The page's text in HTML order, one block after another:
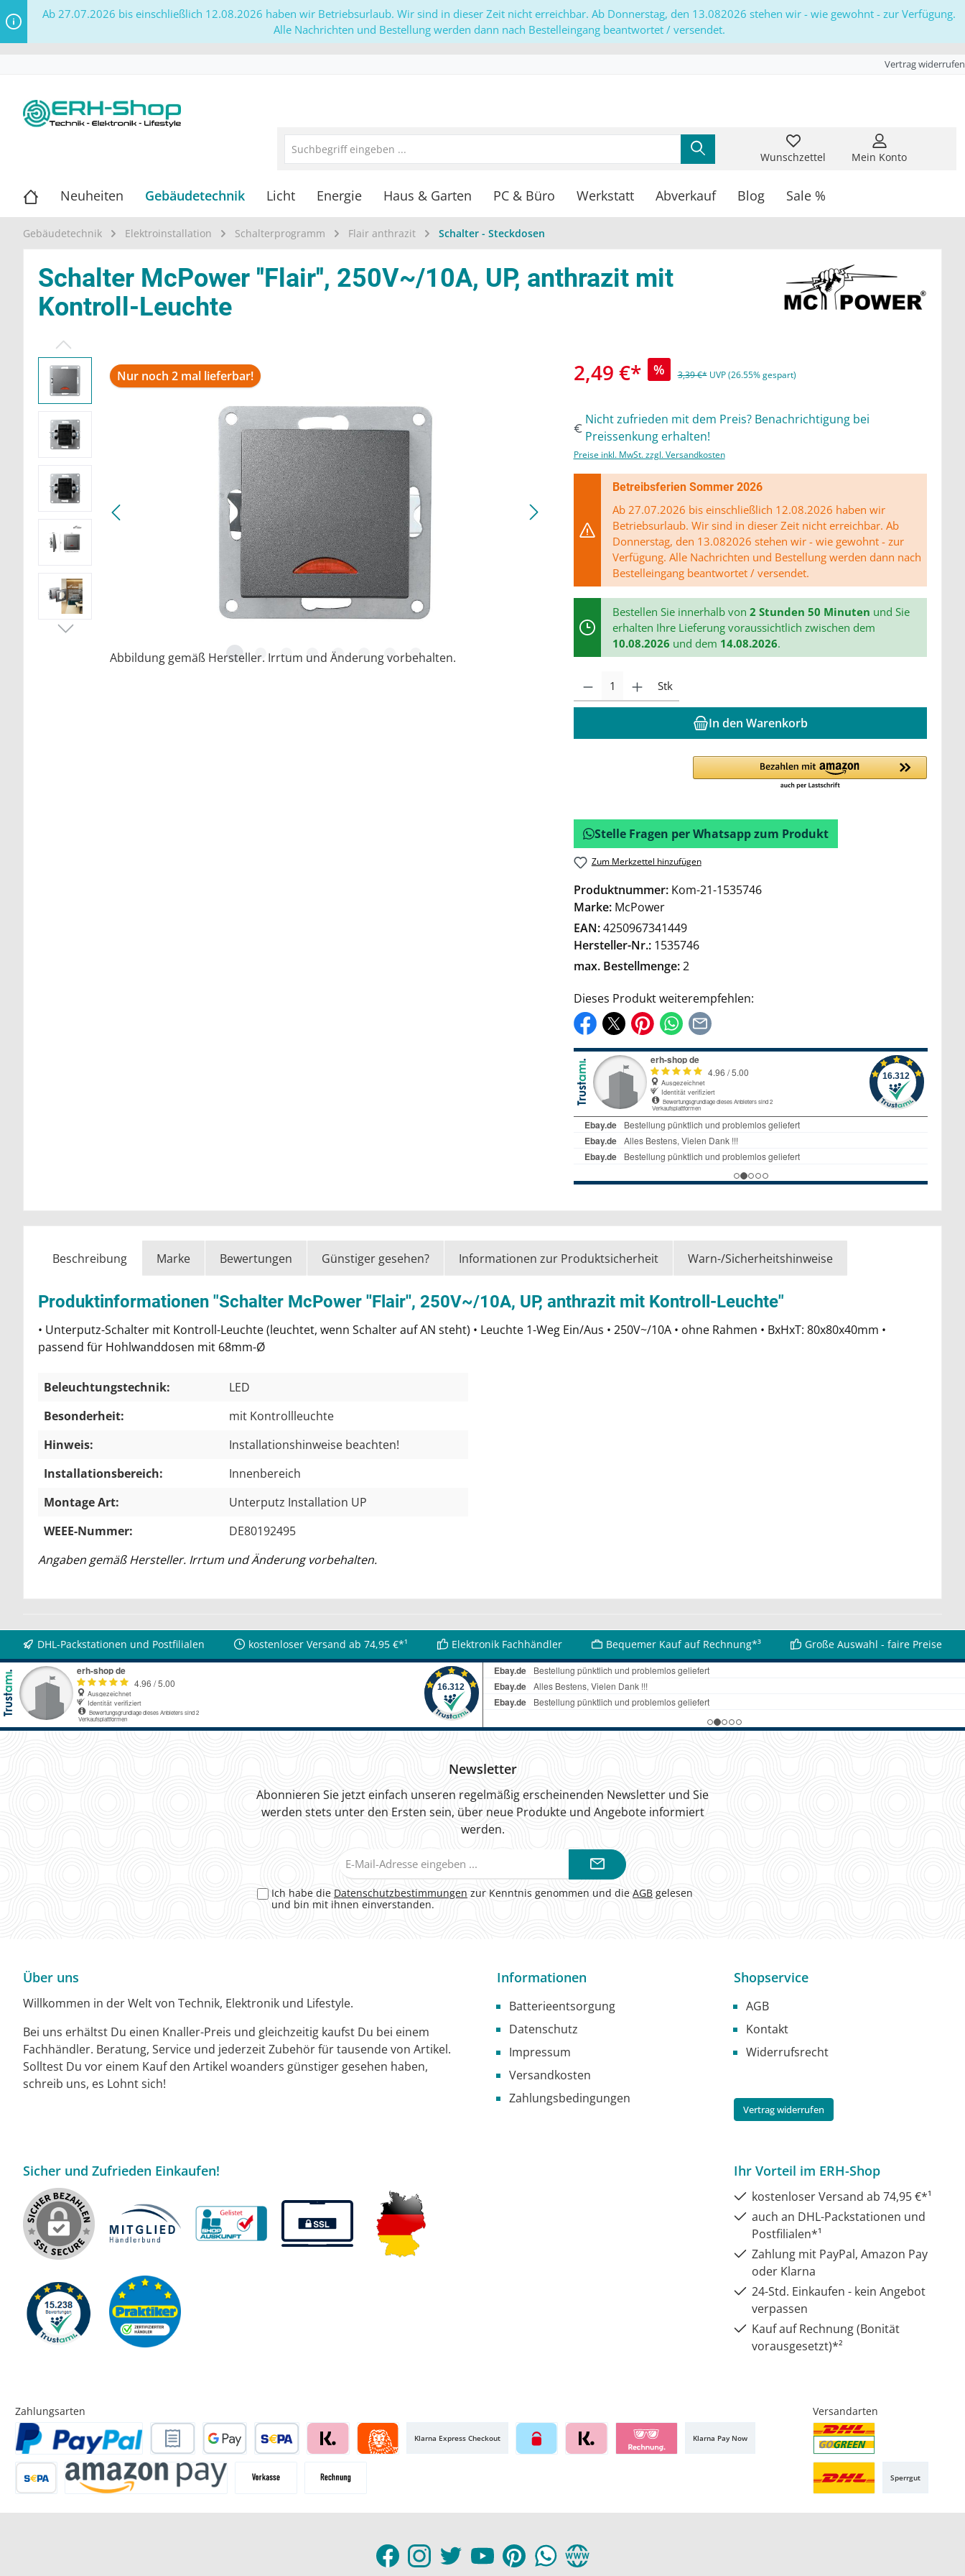
Ab 27.07.2026 bis einschließlich 12.08.2026 haben wir Betriebsurlaub. Wir sind in dieser Zeit nicht erreichbar. Ab Donnerstag, den 13.082026 stehen wir - wie gewohnt - zur Verfügung.
Alle Nachrichten und Bestellung werden dann nach Bestelleingang beantwortet / versendet.
Vertrag widerrufen
Wunschzettel Mein Konto
Neuheiten Gebäudetechnik Licht Energie Haus & Garten PC & Büro Werkstatt Abverkauf Blog Sale %
Gebäudetechnik Elektroinstallation Schalterprogramm Flair anthrazit Schalter - Steckdosen
Schalter McPower ''Flair'', 250V~/10A, UP, anthrazit mit
Kontroll-Leuchte
Nur noch 2 mal lieferbar!
Abbildung gemäß Hersteller. Irrtum und Änderung vorbehalten.
2,49 €* % 3,39 €* UVP (26.55% gespart)
Nicht zufrieden mit dem Preis? Benachrichtigung bei
Preissenkung erhalten!
Preise inkl. MwSt. zzgl. Versandkosten
Betreibsferien Sommer 2026
Ab 27.07.2026 bis einschließlich 12.08.2026 haben wir
Betriebsurlaub. Wir sind in dieser Zeit nicht erreichbar. Ab
Donnerstag, den 13.082026 stehen wir - wie gewohnt - zur
Verfügung. Alle Nachrichten und Bestellung werden dann nach
Bestelleingang beantwortet / versendet.
Bestellen Sie innerhalb von 2 Stunden 50 Minuten und Sie
erhalten Ihre Lieferung voraussichtlich zwischen dem
10.08.2026 und dem 14.08.2026.
Stk
In den Warenkorb
Stelle Fragen per Whatsapp zum Produkt
Zum Merkzettel hinzufügen
Produktnummer: Kom-21-1535746
Marke: McPower
EAN:4250967341449
Hersteller-Nr.: 1535746
max. Bestellmenge:2
Dieses Produkt weiterempfehlen:
Beschreibung Marke Bewertungen Günstiger gesehen? Informationen zur Produktsicherheit Warn-/Sicherheitshinweise
Produktinformationen "Schalter McPower ''Flair'', 250V~/10A, UP, anthrazit mit Kontroll-Leuchte"
• Unterputz-Schalter mit Kontroll-Leuchte (leuchtet, wenn Schalter auf AN steht) • Leuchte 1-Weg Ein/Aus • 250V~/10A • ohne Rahmen • BxHxT: 80x80x40mm •
passend für Hohlwanddosen mit 68mm-Ø
Beleuchtungstechnik:
LED
Besonderheit:
mit Kontrollleuchte
Hinweis:
Installationshinweise beachten!
Installationsbereich:
Innenbereich
Montage Art:
Unterputz Installation UP
WEEE-Nummer:
DE80192495
Angaben gemäß Hersteller. Irrtum und Änderung vorbehalten.
DHL-Packstationen und Postfilialen kostenloser Versand ab 74,95 €*¹ Elektronik Fachhändler Bequemer Kauf auf Rechnung*³ Große Auswahl - faire Preise
Newsletter
Abonnieren Sie jetzt einfach unseren regelmäßig erscheinenden Newsletter und Sie
werden stets unter den Ersten sein, über neue Produkte und Angebote informiert
werden.
Mail-
Ich habe die Datenschutzbestimmungen zur Kenntnis genommen und die AGB gelesen
und bin mit ihnen einverstanden.
Über uns
Willkommen in der Welt von Technik, Elektronik und Lifestyle.
Bei uns erhältst Du einen Knaller-Preis und gleichzeitig kaufst Du bei einem
Fachhändler. Beratung, Service und jederzeit Zubehör für tausende von Artikel.
Solltest Du vor einem Kauf den Artikel woanders günstiger gesehen haben,
schreib uns, es Lohnt sich!
Informationen
Batterieentsorgung
Datenschutz
Impressum
Versandkosten
Zahlungsbedingungen
Shopservice
AGB
Kontakt
Widerrufsrecht
Vertrag widerrufen
Sicher und Zufrieden Einkaufen! Ihr Vorteil im ERH-Shop
kostenloser Versand ab 74,95 €*¹
auch an DHL-Packstationen und
Postfilialen*¹
Zahlung mit PayPal, Amazon Pay
oder Klarna
24-Std. Einkaufen - kein Angebot
verpassen
Kauf auf Rechnung (Bonität
vorausgesetzt)*²
Zahlungsarten
Klarna Express Checkout Klarna Pay Now
Versandarten
Sperrgut